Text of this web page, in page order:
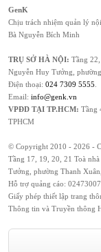
GenK
Chịu trách nhiệm quản lý
Bà Nguyễn Bích Minh
TRỤ SỞ HÀ NỘI: Tầng
Nguyễn Huy Tưởng,
Điện thoại: 024 7309 5555
Email: info@genk.vn
VPĐD TẠI TP.HCM: Tầng
TPHCM
© Copyright 2010 - 2026 -
Tầng 17, 19, 20, 21 Toà
Tưởng, phường Thanh
Hỗ trợ quảng cáo:
Giấy phép thiết lập trang
Thông tin và Truyền thông